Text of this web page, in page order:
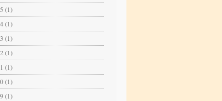
(1)
(1)
(1)
(1)
(1)
(1)
(1)